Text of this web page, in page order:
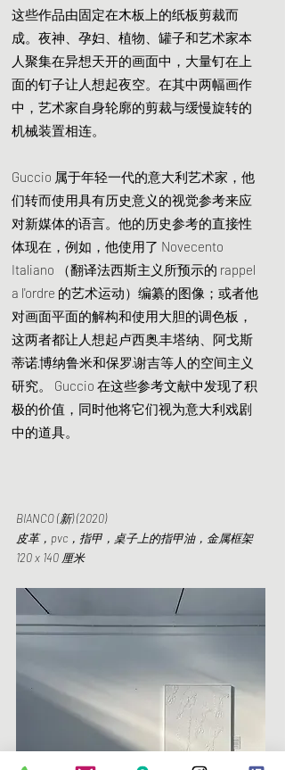
这些作品由固定在木板上的纸板剪裁而
成。夜神、孕妇、植物、罐子和艺术家本
人聚集在异想天开的画面中，大量钉在上
面的钉子让人想起夜空。在其中两幅画作
中，艺术家自身轮廓的剪裁与缓慢旋转的
机械装置相连。
Guccio 属于年轻一代的意大利艺术家，他
们转而使用具有历史意义的视觉参考来应
对新媒体的语言。他的历史参考的直接性
体现在，例如，他使用了 Novecento
Italiano （翻译法西斯主义所预示的 rappel
a l'ordre 的艺术运动）编纂的图像；或者他
对画面平面的解构和使用大胆的调色板，
这两者都让人想起卢西奥·丰塔纳、阿戈斯
蒂诺·博纳鲁米和保罗·谢吉等人的空间主义
研究。 Guccio 在这些参考文献中发现了积
极的价值，同时他将它们视为意大利戏剧
中的道具。
BIANCO (新) (2020)
皮革，pvc，指甲，桌子上的指甲油，金属框架
120 x 140 厘米